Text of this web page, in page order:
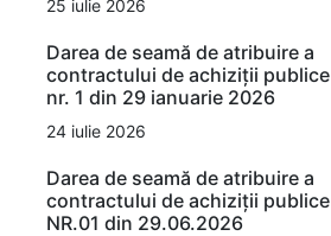
25 iulie 2026
Darea de seamă de atribuire a
contractului de achiziții publice
nr. 1 din 29 ianuarie 2026
24 iulie 2026
Darea de seamă de atribuire a
contractului de achiziții publice
NR.01 din 29.06.2026